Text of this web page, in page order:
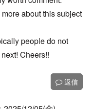
about this subject
people do not
Cheers!!
返信